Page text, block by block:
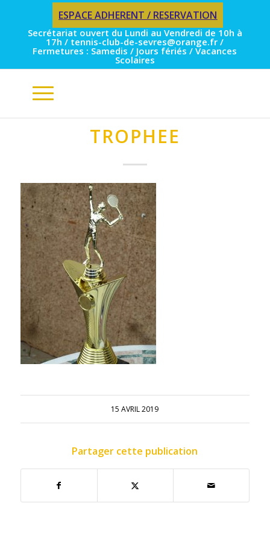
ESPACE ADHERENT / RESERVATION
Secrétariat ouvert du Lundi au Vendredi de 10h à
17h / tennis-club-de-sevres@orange.fr /
Fermetures : Samedis / Jours fériés / Vacances
Scolaires
TROPHEE
15 AVRIL 2019
Partager cette publication